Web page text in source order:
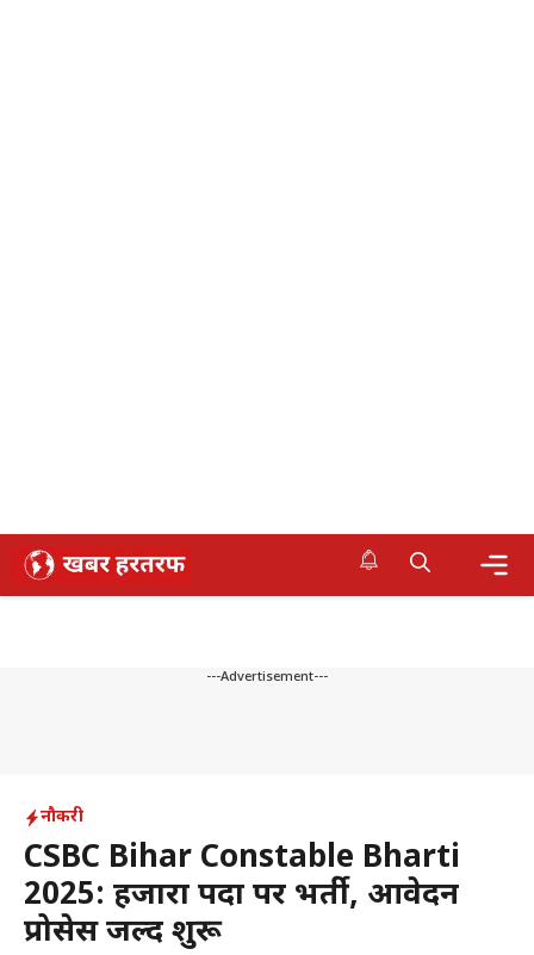
Skip
---Advertisement---
नौकरी
CSBC Bihar Constable Bharti
2025: हजारों पदों पर भर्ती, आवेदन
प्रोसेस जल्द शुरू